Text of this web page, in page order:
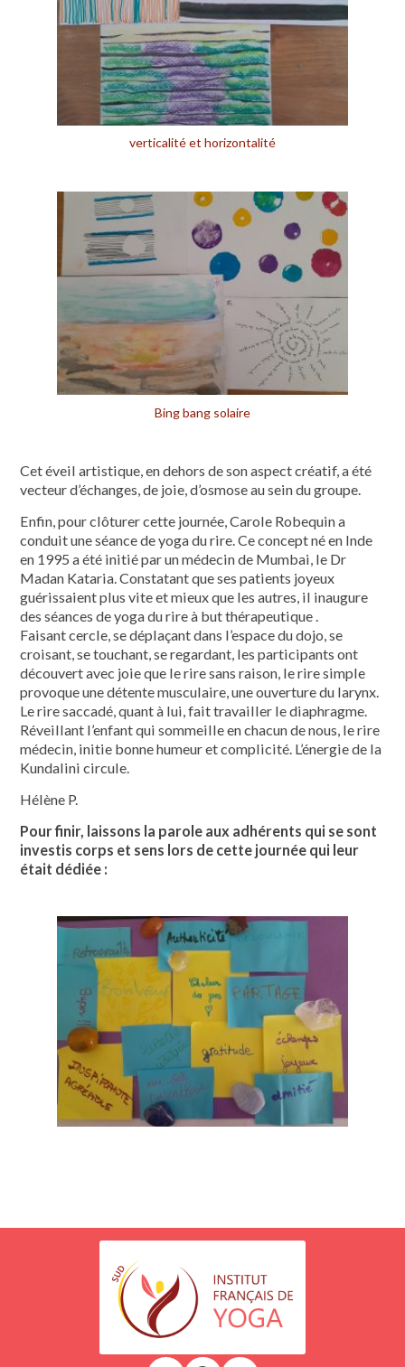
verticalité et horizontalité
Bing bang solaire
Cet éveil artistique, en dehors de son aspect créatif, a été
vecteur d’échanges, de joie, d’osmose au sein du groupe.
Enfin, pour clôturer cette journée, Carole Robequin a
conduit une séance de yoga du rire. Ce concept né en Inde
en 1995 a été initié par un médecin de Mumbai, le Dr
Madan Kataria. Constatant que ses patients joyeux
guérissaient plus vite et mieux que les autres, il inaugure
des séances de yoga du rire à but thérapeutique .
Faisant cercle, se déplaçant dans l’espace du dojo, se
croisant, se touchant, se regardant, les participants ont
découvert avec joie que le rire sans raison, le rire simple
provoque une détente musculaire, une ouverture du larynx.
Le rire saccadé, quant à lui, fait travailler le diaphragme.
Réveillant l’enfant qui sommeille en chacun de nous, le rire
médecin, initie bonne humeur et complicité. L’énergie de la
Kundalini circule.
Hélène P.
Pour finir, laissons la parole aux adhérents qui se sont
investis corps et sens lors de cette journée qui leur
était dédiée :